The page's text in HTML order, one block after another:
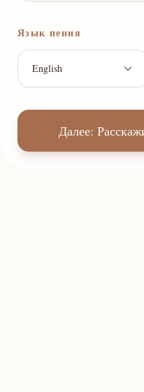
Язык пения
English
Далее: